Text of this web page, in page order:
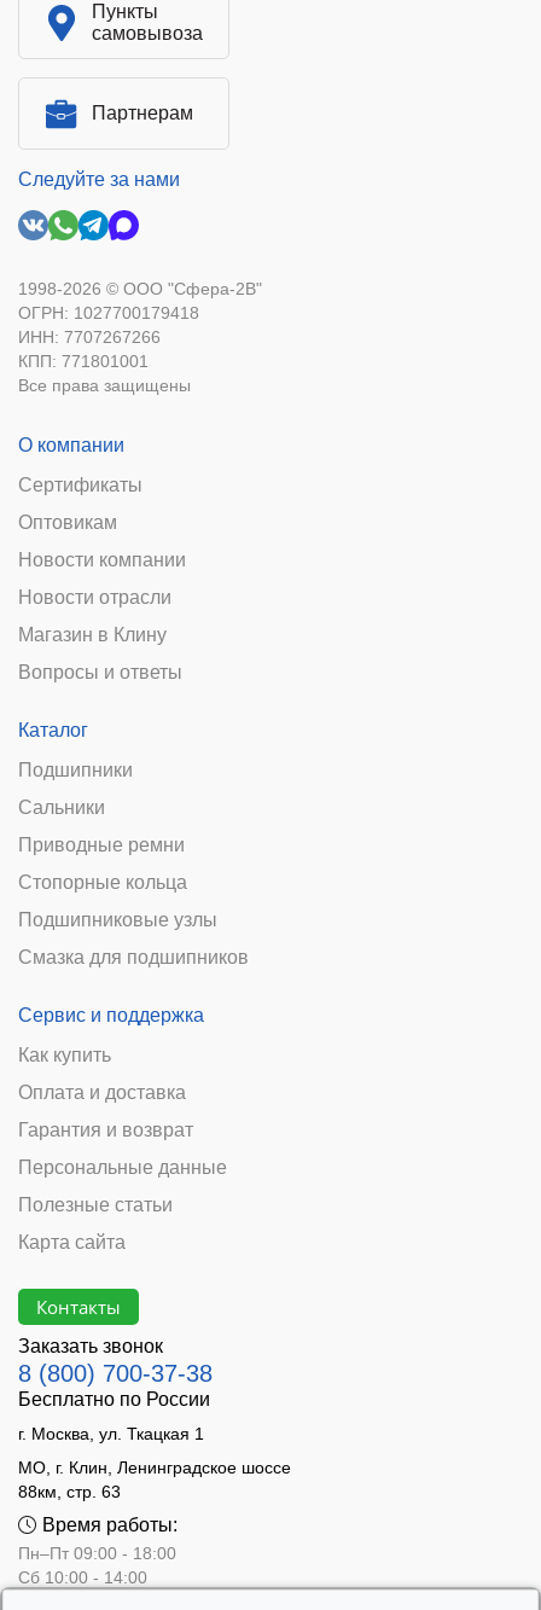
Пункты
самовывоза
Партнерам
Следуйте за нами
1998-2026 © ООО "Сфера-2В"
ОГРН: 1027700179418
ИНН: 7707267266
КПП: 771801001
Все права защищены
О компании
Сертификаты
Оптовикам
Новости компании
Новости отрасли
Магазин в Клину
Вопросы и ответы
Каталог
Подшипники
Сальники
Приводные ремни
Стопорные кольца
Подшипниковые узлы
Смазка для подшипников
Сервис и поддержка
Как купить
Оплата и доставка
Гарантия и возврат
Персональные данные
Полезные статьи
Карта сайта
Контакты
Заказать звонок
8 (800) 700-37-38
Бесплатно по России
г. Москва, ул. Ткацкая 1
МО, г. Клин, Ленинградское шоссе
88км, стр. 63
Время работы:
Пн–Пт 09:00 - 18:00
Сб 10:00 - 14:00